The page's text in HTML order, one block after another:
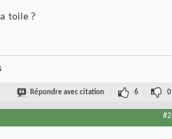
toile ?
Répondre avec citation 6 0
#2